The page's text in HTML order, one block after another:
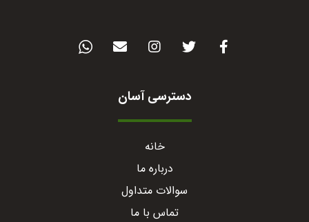
دسترسی آسان
خانه
درباره ما
سوالات متداول
تماس با ما